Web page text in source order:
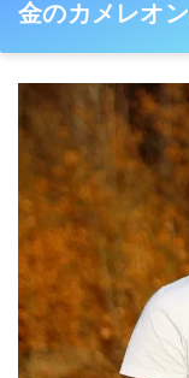
金のカメレオ